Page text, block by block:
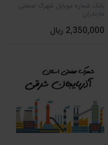
بانک شماره موبایل شهرک صنعتی
مازندران
2,350,000 ریال